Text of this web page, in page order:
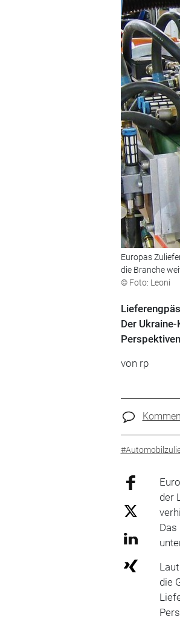
Europas
die Branche
© Foto: Leoni
Der
von rp
der
Das
die